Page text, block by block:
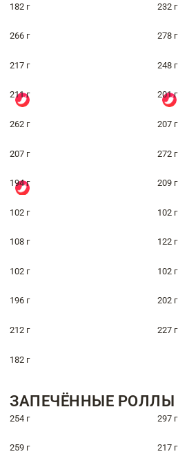
182 г 232 г
266 г 278 г
217 г 248 г
211 г 201 г
262 г 207 г
207 г 272 г
194 г 209 г
102 г 102 г
108 г 122 г
102 г 102 г
196 г 202 г
212 г 227 г
182 г
ЗАПЕЧЁННЫЕ РОЛЛЫ
254 г 297 г
259 г 217 г